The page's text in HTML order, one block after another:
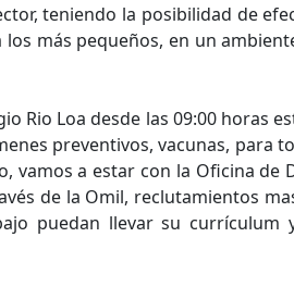
teniendo la posibilidad de
más pequeños, en un
Rio Loa desde las 09:00 horas
preventivos, vacunas, para
vamos a estar con la Oficina de
de la Omil, reclutamientos
puedan llevar su currículum